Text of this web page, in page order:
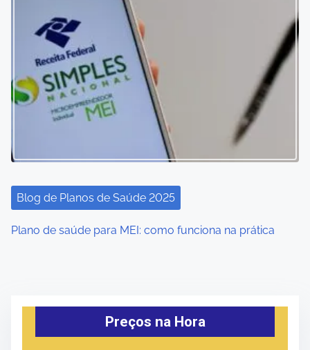
Blog de Planos de Saúde 2025
Plano de saúde para MEI: como funciona na prática